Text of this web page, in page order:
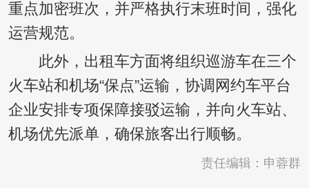
重点加密班次，并严格执行末班时间，强化
运营规范。
此外，出租车方面将组织巡游车在三个
火车站和机场“保点”运输，协调网约车平台
企业安排专项保障接驳运输，并向火车站、
机场优先派单，确保旅客出行顺畅。
责任编辑：申蓉群